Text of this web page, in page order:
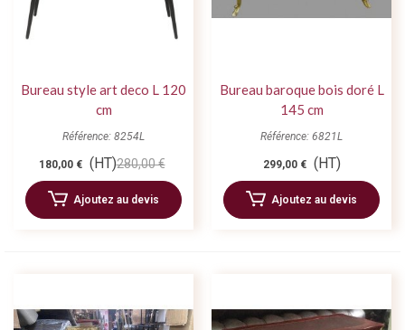
Bureau style art deco L 120
cm
Référence: 8254L
180,00 € (HT)280,00 €
Ajoutez au devis
Bureau baroque bois doré L
145 cm
Référence: 6821L
299,00 € (HT)
Ajoutez au devis